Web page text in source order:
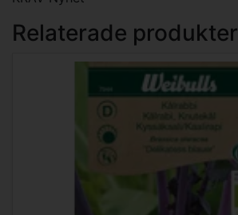
Relaterade produkter